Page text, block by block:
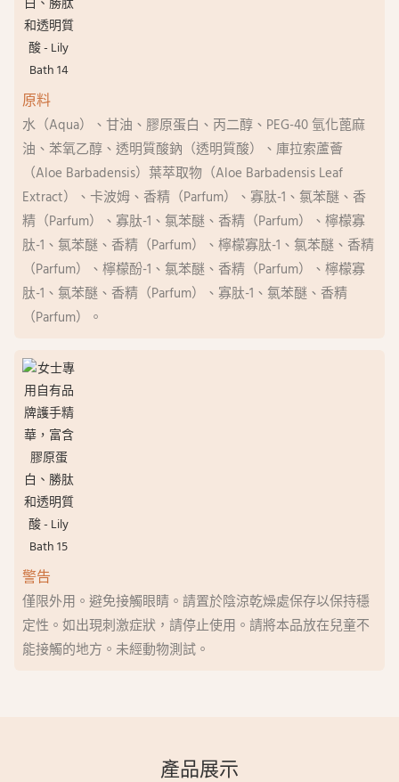
原料
水（Aqua）、甘油、膠原蛋白、丙二醇、PEG-40 氫化蓖麻
油、苯氧乙醇、透明質酸鈉（透明質酸）、庫拉索蘆薈
（Aloe Barbadensis）葉萃取物（Aloe Barbadensis Leaf
Extract）、卡波姆、香精（Parfum）、寡肽-1、氯苯醚、香
精（Parfum）、寡肽-1、氯苯醚、香精（Parfum）、檸檬寡
肽-1、氯苯醚、香精（Parfum）、檸檬寡肽-1、氯苯醚、香精
（Parfum）、檸檬酚-1、氯苯醚、香精（Parfum）、檸檬寡
肽-1、氯苯醚、香精（Parfum）、寡肽-1、氯苯醚、香精
（Parfum）。
警告
僅限外用。避免接觸眼睛。請置於陰涼乾燥處保存以保持穩
定性。如出現刺激症狀，請停止使用。請將本品放在兒童不
能接觸的地方。未經動物測試。
產品展示